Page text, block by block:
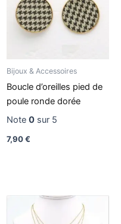
Bijoux & Accessoires
Boucle d’oreilles pied de
poule ronde dorée
Note 0sur 5
7,90€